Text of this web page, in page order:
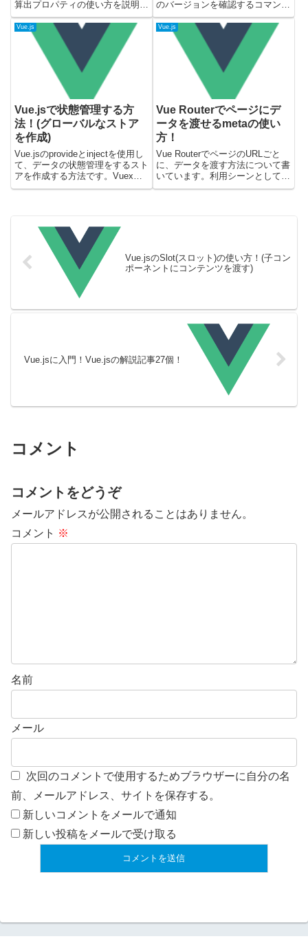
算出プロパティの使い方を説明し
ていて、その後にVue.jsのバージ
ョン3(Composition API)と
2(Options API)で実際に動作確認
したサンプルコー...
のバージョンを確認するコマンド
やファイルを参照して、バージョ
ンを知る方法を書いています。プ
ロジェクトディレクトリにインス
トールしたVue.jsのバージョン基
本的にはプロ...
Vue.js
Vue.jsで状態管理する方
法！(グローバルなストア
を作成)
Vue.jsのprovideとinjectを使用し
て、データの状態管理をするスト
アを作成する方法です。Vuexを
使用しなくてもアプリケーション
Vue.js
Vue Routerでページにデ
ータを渡せるmetaの使い
方！
Vue RouterでページのURLごと
に、データを渡す方法について書
いています。利用シーンとして
は、ページ毎にタイトルを設定し
Vue.jsのSlot(スロット)の使い方！(子コン
ポーネントにコンテンツを渡す)
Vue.jsに入門！Vue.jsの解説記事27個！
コメント
コメントをどうぞ
メールアドレスが公開されることはありません。
コメント ※
名前
メール
次回のコメントで使用するためブラウザーに自分の名
前、メールアドレス、サイトを保存する。
新しいコメントをメールで通知
新しい投稿をメールで受け取る